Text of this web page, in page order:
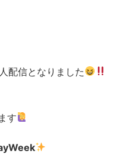
配信となりました
す